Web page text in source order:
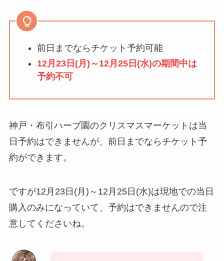
前日までならチケット予約可能
12月23日(月)～12月25日(水)の期間中は
予約不可
神戸・布引ハーブ園のクリスマスマーケットは当
日予約はできませんが、前日までならチケット予
約ができます。
ですが12月23日(月)～12月25日(水)は現地での当日
購入のみになっていて、予約はできませんので注
意してくださいね。